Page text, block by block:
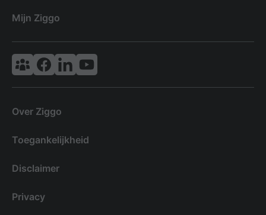
Mijn Ziggo
Vodafone & Ziggo Community
Ziggo Facebook
VodafoneZiggo LinkedIn
Ziggo YouTube
Over Ziggo
Toegankelijkheid
Disclaimer
Privacy